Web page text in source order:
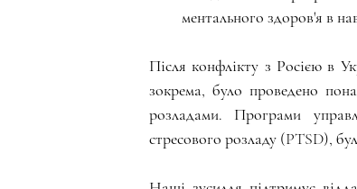
ментального здоров'я в
Після конфлікту з Росією в
зокрема, було проведено
розладами. Програми
стресового розладу (PTSD),